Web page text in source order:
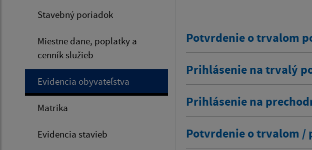
Stavebný poriadok
Miestne dane, poplatky a
cenník služieb
Evidencia obyvateľstva
Matrika
Evidencia stavieb
Potvrdenie o trvalom
Prihlásenie na trvalý
Prihlásenie na
Potvrdenie o trvalom /